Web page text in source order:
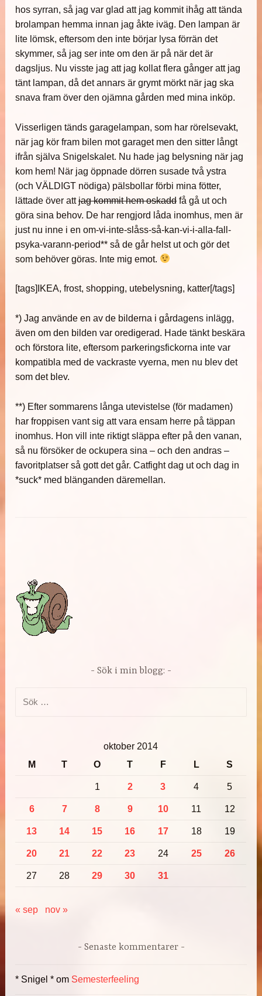
hos syrran, så jag var glad att jag kommit ihåg att tända
brolampan hemma innan jag åkte iväg. Den lampan är
lite lömsk, eftersom den inte börjar lysa förrän det
skymmer, så jag ser inte om den är på när det är
dagsljus. Nu visste jag att jag kollat flera gånger att jag
tänt lampan, då det annars är grymt mörkt när jag ska
snava fram över den ojämna gården med mina inköp.
Visserligen tänds garagelampan, som har rörelsevakt,
när jag kör fram bilen mot garaget men den sitter långt
ifrån själva Snigelskalet. Nu hade jag belysning när jag
kom hem! När jag öppnade dörren susade två ystra
(och VÄLDIGT nödiga) pälsbollar förbi mina fötter,
lättade över attjag kommit hem oskaddfå gå ut och
göra sina behov. De har rengjord låda inomhus, men är
just nu inne i en om-vi-inte-slåss-så-kan-vi-i-alla-fall-
psyka-varann-period** så de går helst ut och gör det
som behöver göras. Inte mig emot.
[tags]IKEA, frost, shopping, utebelysning, katter[/tags]
*) Jag använde en av de bilderna i gårdagens inlägg,
även om den bilden var oredigerad. Hade tänkt beskära
och förstora lite, eftersom parkeringsfickorna inte var
kompatibla med de vackraste vyerna, men nu blev det
som det blev.
**) Efter sommarens långa utevistelse (för madamen)
har froppisen vant sig att vara ensam herre på täppan
inomhus. Hon vill inte riktigt släppa efter på den vanan,
så nu försöker de ockupera sina – och den andras –
favoritplatser så gott det går. Catfight dag ut och dag in
*suck* med blänganden däremellan.
Sök i min blogg:
oktober 2014
M
T O T F L S
1 2 3 4 5
6 7 8 9 10 11 12
13 14 15 16 17 18 19
20 21 22 23 24 25 26
27 28 29 30 31
« sep nov »
Senaste kommentarer
* Snigel * om Semesterfeeling